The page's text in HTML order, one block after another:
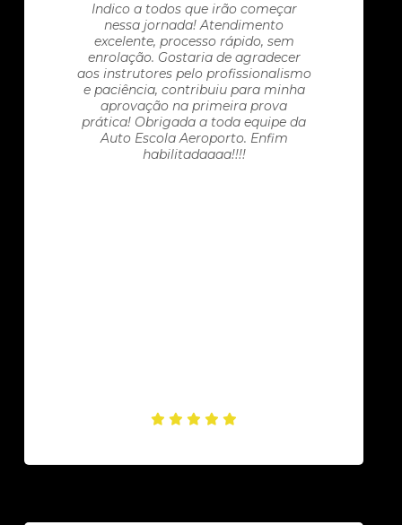
Indico a todos que irão começar
nessa jornada! Atendimento
excelente, processo rápido, sem
enrolação. Gostaria de agradecer
aos instrutores pelo profissionalismo
e paciência, contribuiu para minha
aprovação na primeira prova
prática! Obrigada a toda equipe da
Auto Escola Aeroporto. Enfim
habilitadaaaa!!!!